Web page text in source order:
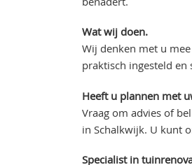
benadert.
Wat wij doen.
Wij denken met u
praktisch ingesteld
Heeft u plannen met
Vraag om advies of
in Schalkwijk. U kunt